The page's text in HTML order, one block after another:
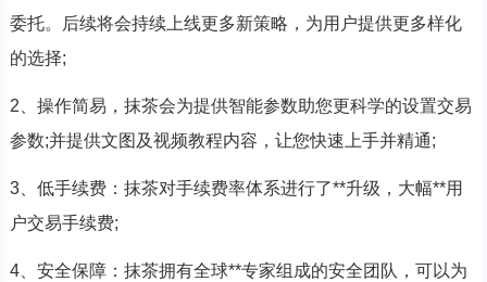
委托。后续将会持续上线更多新策略，为用户提供更多样化
的选择;
2、操作简易，抹茶会为提供智能参数助您更科学的设置交易
参数;并提供文图及视频教程内容，让您快速上手并精通;
3、低手续费：抹茶对手续费率体系进行了**升级，大幅**用
户交易手续费;
4、安全保障：抹茶拥有全球**专家组成的安全团队，可以为